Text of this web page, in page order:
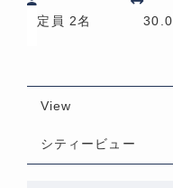
定員 2名 30.0
View
シティービュー